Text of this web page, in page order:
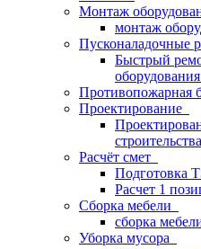
Монтаж
монтаж
Пусконаладочные
Быстрый
Противопожарная
Проектирование
строительства
Расчёт смет
Подготовка
Расчет 1
Сборка мебели
сборка
Уборка мусора